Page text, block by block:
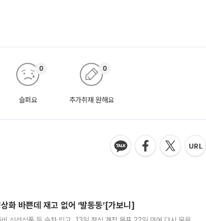
슬퍼요
0
추가취재 원해요
0
바쁜데 재고 없어 ‘발동동’[가보니]